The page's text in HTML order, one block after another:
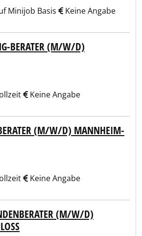
Minijob Basis Keine Angabe
BERATER (M/W/D)
Keine Angabe
(M/W/D) MANNHEIM-
Keine Angabe
(M/W/D)